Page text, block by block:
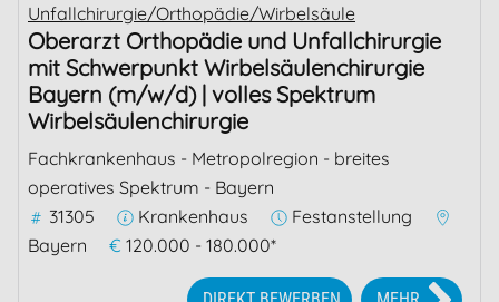
Unfallchirurgie/Orthopädie/Wirbelsäule
Oberarzt Orthopädie und Unfallchirurgie
mit Schwerpunkt Wirbelsäulenchirurgie
Bayern (m/w/d) | volles Spektrum
Wirbelsäulenchirurgie
Fachkrankenhaus - Metropolregion - breites
operatives Spektrum - Bayern
31305
Krankenhaus
Festanstellung
Bayern
€ 120.000 - 180.000*